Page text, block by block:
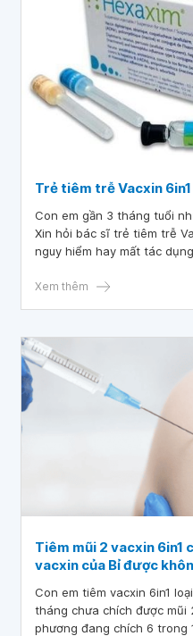
Trẻ tiêm trễ Vacxin
Con em gần 3 tháng tuổi
Xin hỏi bác sĩ trẻ tiêm trễ
nguy hiểm hay mất tác
Xem thêm
Tiêm mũi 2 vacxin 6in1
vacxin của Bỉ được
Con em tiêm vacxin 6in1
tháng chưa chích được mũi
phương đang chích 6 trong